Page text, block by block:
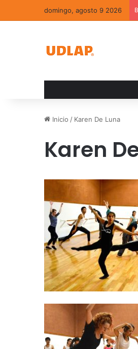
domingo, agosto 9 2026
Inicio / Karen De Luna
Karen